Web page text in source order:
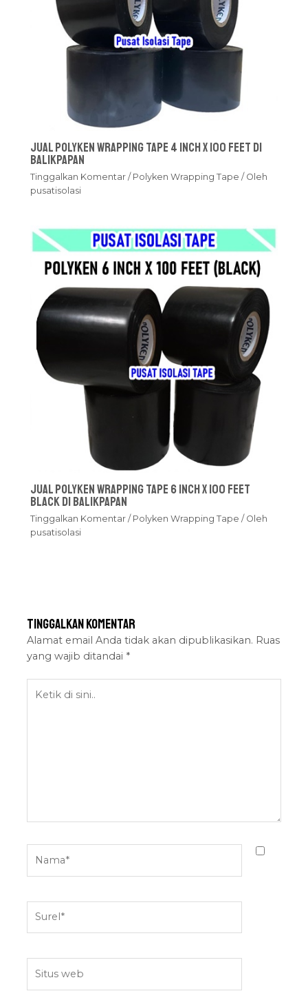
Jual Polyken Wrapping Tape 4 Inch x 100 Feet Di
Balikpapan
Tinggalkan Komentar / Polyken Wrapping Tape / Oleh
pusatisolasi
Jual Polyken Wrapping Tape 6 Inch x 100 Feet
Black Di Balikpapan
Tinggalkan Komentar / Polyken Wrapping Tape / Oleh
pusatisolasi
Tinggalkan Komentar
Alamat email Anda tidak akan dipublikasikan. Ruas
yang wajib ditandai *
web